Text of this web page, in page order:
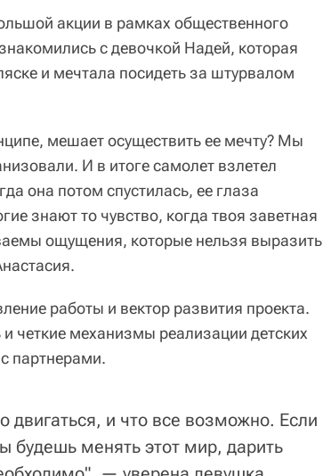
акции в рамках общественного
с девочкой Надей, которая
и мечтала посидеть за штурвалом
мешает осуществить ее мечту? Мы
И в итоге самолет взлетел
она потом спустилась, ее глаза
знают то чувство, когда твоя заветная
ощущения, которые нельзя выразить
работы и вектор развития проекта.
четкие механизмы реализации детских
партнерами.
двигаться, и что все возможно. Если
будешь менять этот мир, дарить